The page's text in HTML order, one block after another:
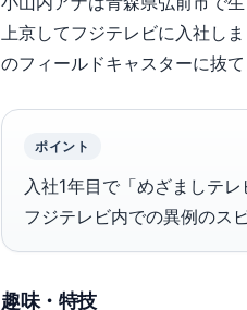
上京してフジテレビに入社し
のフィールドキャスターに抜
ポイント
入社1年目で「めざましテ
フジテレビ内での異例のス
趣味・特技